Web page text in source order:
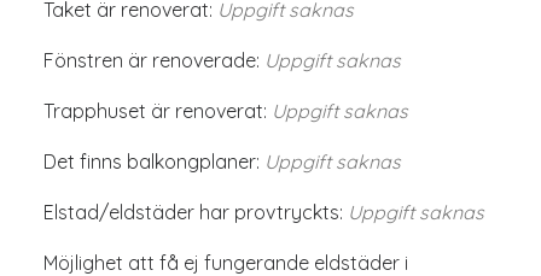
Taket är renoverat: Uppgift saknas
Fönstren är renoverade: Uppgift saknas
Trapphuset är renoverat: Uppgift saknas
Det finns balkongplaner: Uppgift saknas
Elstad/eldstäder har provtryckts: Uppgift saknas
Möjlighet att få ej fungerande eldstäder i